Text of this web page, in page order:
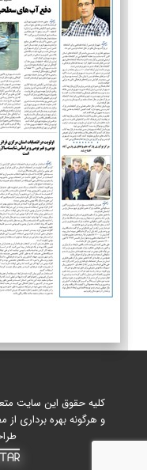
کلیه حقوق این سایت
و هرگونه بهره برداری